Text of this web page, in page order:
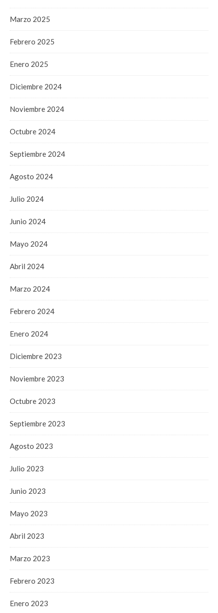
Marzo 2025
Febrero 2025
Enero 2025
Diciembre 2024
Noviembre 2024
Octubre 2024
Septiembre 2024
Agosto 2024
Julio 2024
Junio 2024
Mayo 2024
Abril 2024
Marzo 2024
Febrero 2024
Enero 2024
Diciembre 2023
Noviembre 2023
Octubre 2023
Septiembre 2023
Agosto 2023
Julio 2023
Junio 2023
Mayo 2023
Abril 2023
Marzo 2023
Febrero 2023
Enero 2023